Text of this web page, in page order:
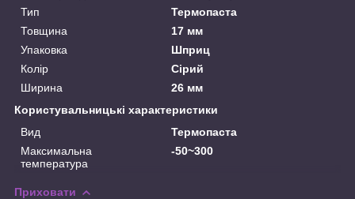
Тип
Термопаста
Товщина
17 мм
Упаковка
Шприц
Колір
Сірий
Ширина
26 мм
Користувальницькі характеристики
Вид
Термопаста
Максимальна
температура
-50~300
Приховати